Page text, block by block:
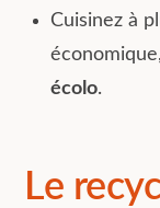
Cuisinez à
écolo.
Le